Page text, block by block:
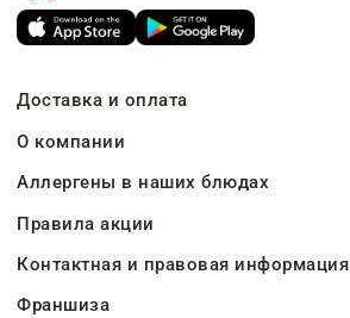
Доставка и оплата
О компании
Аллергены в наших блюдах
Правила акции
Контактная и правовая информация
Франшиза